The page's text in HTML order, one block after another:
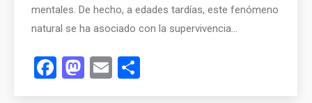
mentales. De hecho, a edades tardías, este fenómeno
natural se ha asociado con la supervivencia…
Facebook
Mastodon
Email